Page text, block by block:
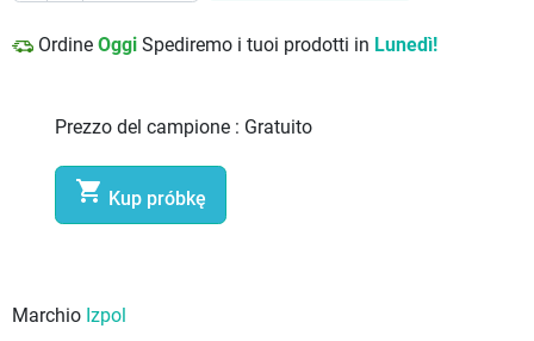
Ordine Oggi Spediremo i tuoi prodotti in Lunedì!
Prezzo del campione : Gratuito
 Kup próbkę
Marchio Izpol